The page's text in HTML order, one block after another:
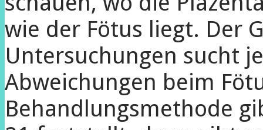
wie der Fötus liegt. Der
Untersuchungen sucht
Abweichungen beim
Behandlungsmethode